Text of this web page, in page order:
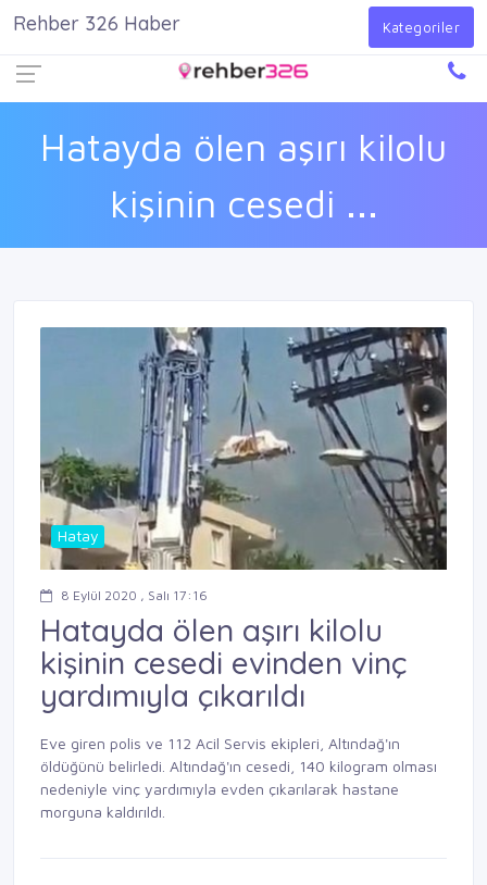
Giriş Yap
Hatayda ölen aşırı kilolu
kişinin cesedi ...
Rehber 326 Haber Kategoriler
Hatay
8 Eylül 2020 , Salı 17:16
Hatayda ölen aşırı kilolu
kişinin cesedi evinden vinç
yardımıyla çıkarıldı
Eve giren polis ve 112 Acil Servis ekipleri, Altındağ'ın
öldüğünü belirledi. Altındağ'ın cesedi, 140 kilogram olması
nedeniyle vinç yardımıyla evden çıkarılarak hastane
morguna kaldırıldı.